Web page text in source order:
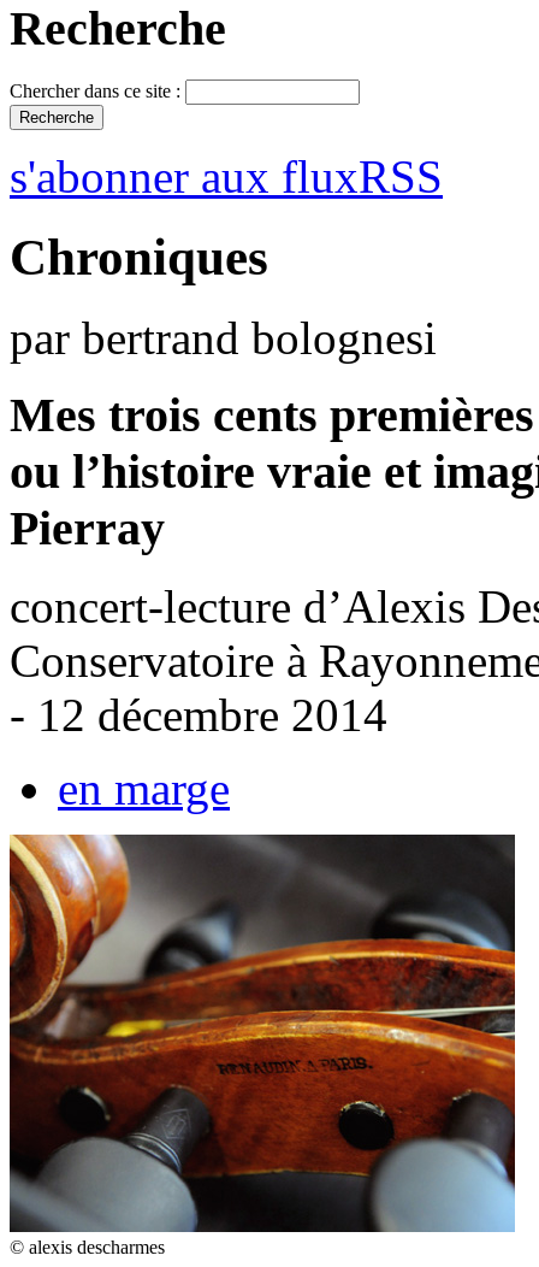
Recherche
Chercher dans ce site :
s'abonner aux fluxRSS
Chroniques
par bertrand bolognesi
Mes trois cents
ou l’histoire vraie et
Pierray
concert-lecture d’Alexis
Conservatoire à
- 12 décembre 2014
en marge
© alexis descharmes